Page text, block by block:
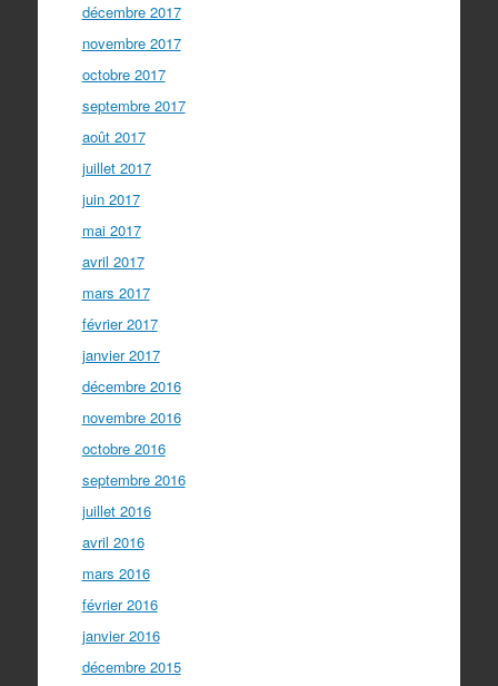
décembre 2017
novembre 2017
octobre 2017
septembre 2017
août 2017
juillet 2017
juin 2017
mai 2017
avril 2017
mars 2017
février 2017
janvier 2017
décembre 2016
novembre 2016
octobre 2016
septembre 2016
juillet 2016
avril 2016
mars 2016
février 2016
janvier 2016
décembre 2015